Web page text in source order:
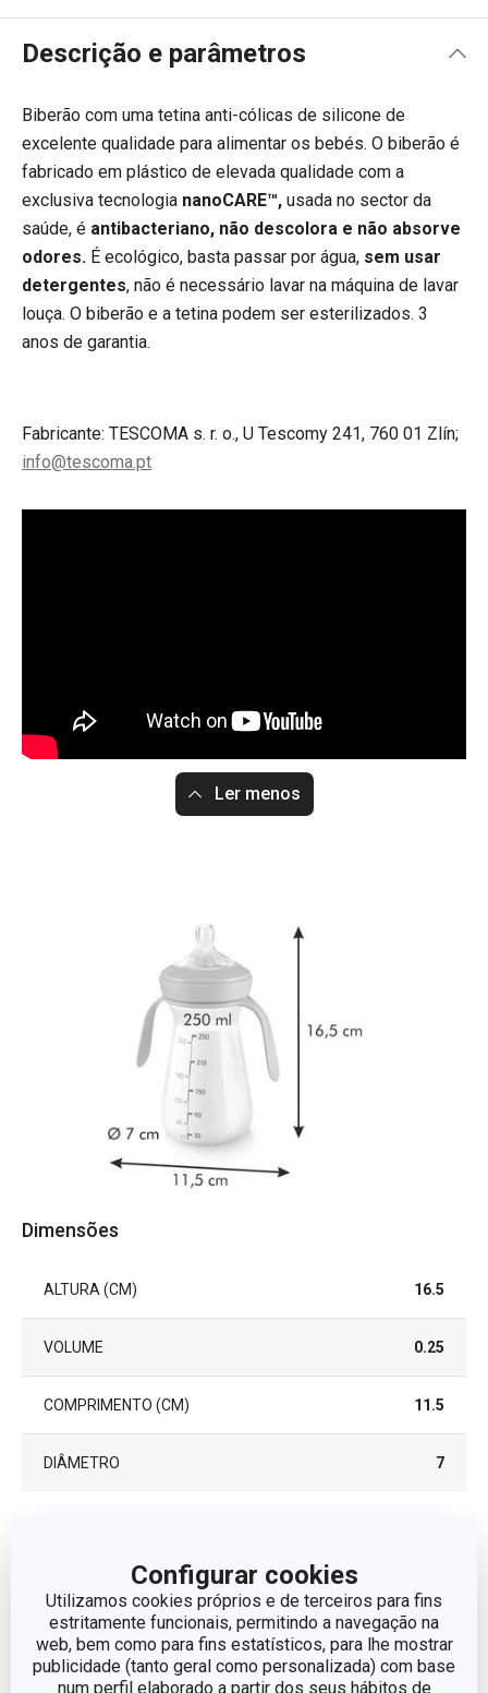
Configurar cookies
Utilizamos cookies próprios e de terceiros para fins
estritamente funcionais, permitindo a navegação na
web, bem como para fins estatísticos, para lhe mostrar
publicidade (tanto geral como personalizada) com base
num perfil elaborado a partir dos seus hábitos de
Descrição e parâmetros
Biberão com uma tetina anti-cólicas de silicone de
excelente qualidade para alimentar os bebés. O biberão é
fabricado em plástico de elevada qualidade com a
exclusiva tecnologia nanoCARE™, usada no sector da
saúde, é antibacteriano, não descolora e não absorve
odores. É ecológico, basta passar por água, sem usar
detergentes, não é necessário lavar na máquina de lavar
louça. O biberão e a tetina podem ser esterilizados. 3
anos de garantia.
Fabricante: TESCOMA s. r. o., U Tescomy 241, 760 01 Zlín;
info@tescoma.pt
Ler menos
Dimensões
ALTURA (CM) 16.5
VOLUME 0.25
COMPRIMENTO (CM) 11.5
DIÂMETRO 7
ADEQUADO PARA
FRIGORÍFICO
Sim
ADEQUADO PARA
MICROONDAS
Sim